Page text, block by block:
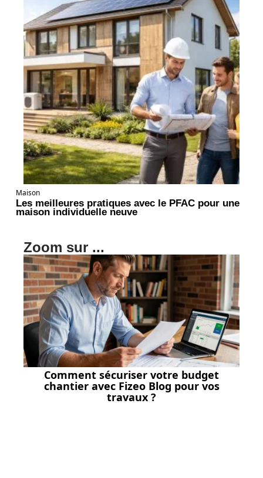
Maison
Les meilleures pratiques avec le PFAC pour une
maison individuelle neuve
Zoom sur ...
Comment sécuriser votre budget
chantier avec Fizeo Blog pour vos
travaux ?